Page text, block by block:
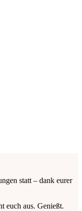
statt – dank eurer
euch aus. Genießt.